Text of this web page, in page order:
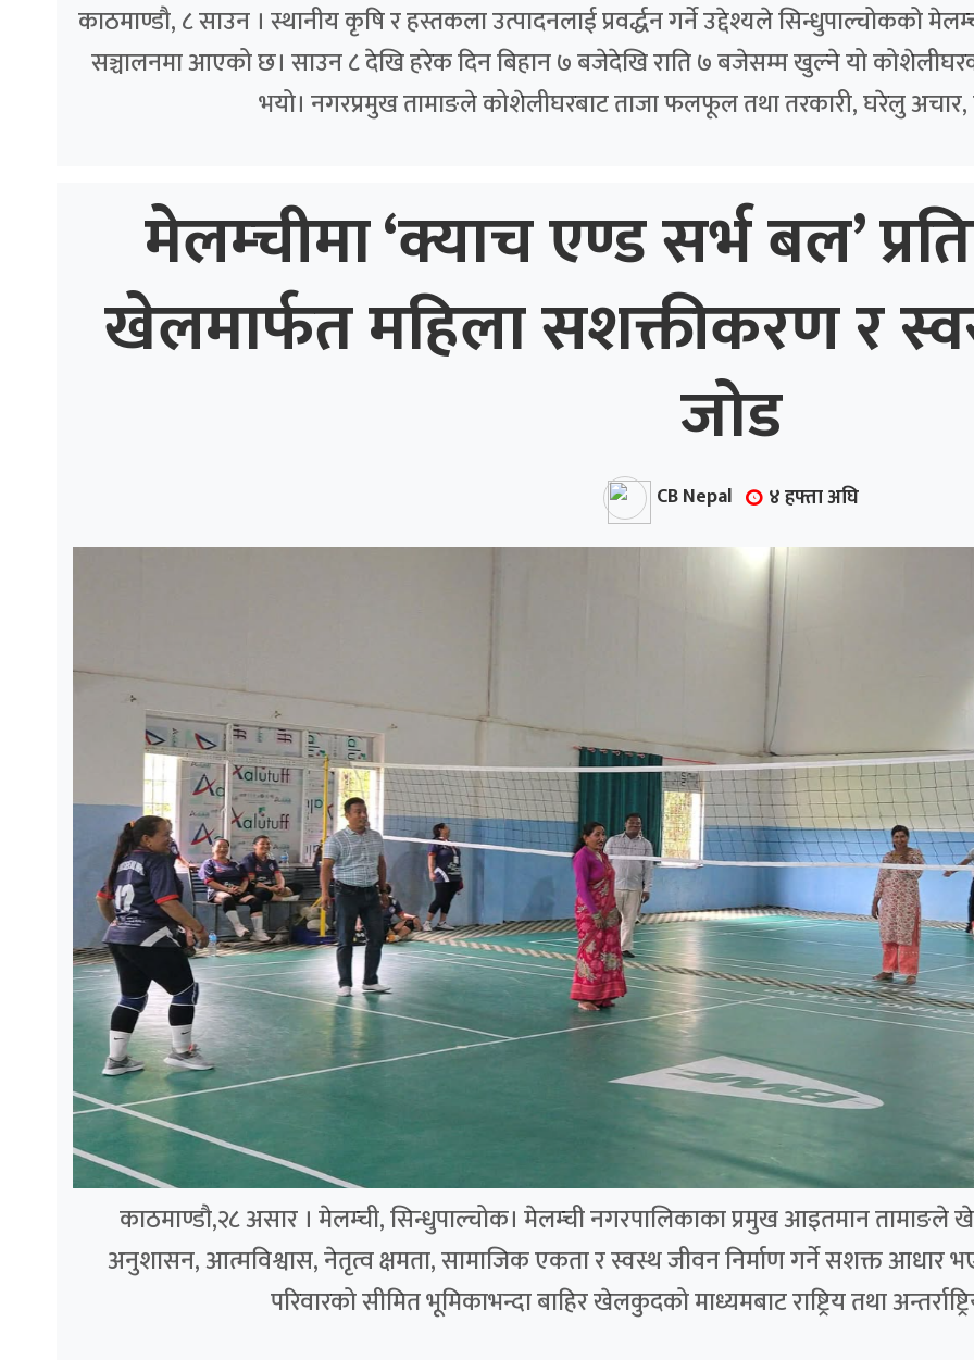
काठमाण्डौ, ८ साउन । स्थानीय कृषि र हस्तकला उत्पादनलाई प्रवर्द्धन गर्ने उद्देश्यले सिन्धुपाल्चोकको
सञ्चालनमा आएको छ। साउन ८ देखि हरेक दिन बिहान ७ बजेदेखि राति ७ बजेसम्म खुल्ने यो
भयो। नगरप्रमुख तामाङले कोशेलीघरबाट ताजा फलफूल तथा तरकारी, घरेलु
मेलम्चीमा ‘क्याच एण्ड सर्भ बल’
खेलमार्फत महिला सशक्तीकरण र
जोड
CB Nepal ४ हफ्ता अघि
काठमाण्डौ,२८ असार । मेलम्ची, सिन्धुपाल्चोक। मेलम्ची नगरपालिकाका प्रमुख आइतमान तामाङले
अनुशासन, आत्मविश्वास, नेतृत्व क्षमता, सामाजिक एकता र स्वस्थ जीवन निर्माण गर्ने सशक्त आधार
परिवारको सीमित भूमिकाभन्दा बाहिर खेलकुदको माध्यमबाट राष्ट्रिय तथा